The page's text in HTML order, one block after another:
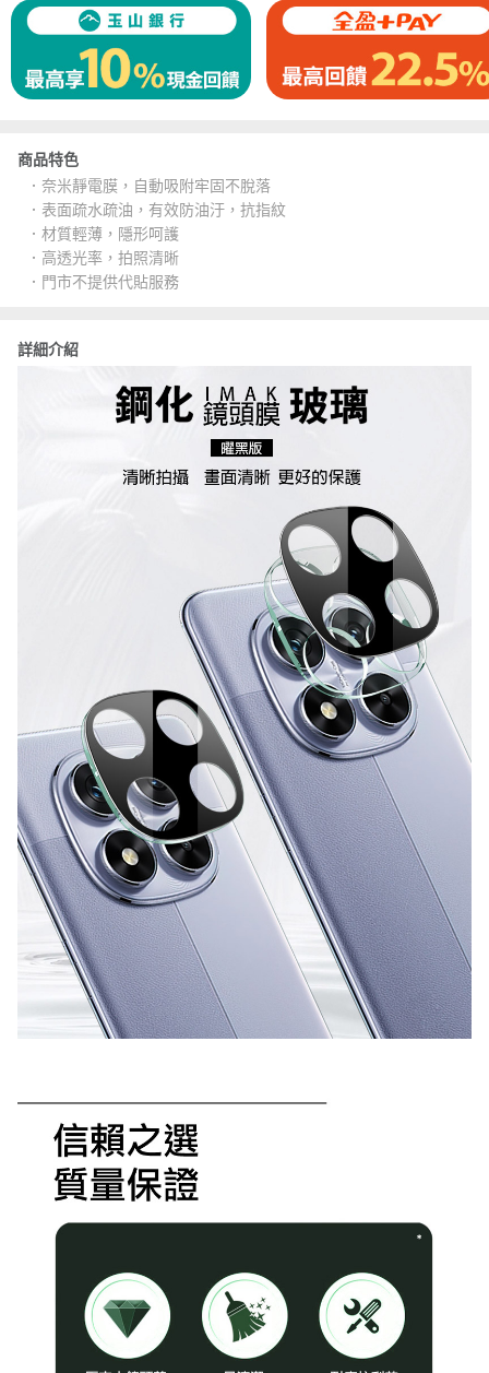
商品特色
．奈米靜電膜，自動吸附牢固不脫落
．表面疏水疏油，有效防油汙，抗指紋
．材質輕薄，隱形呵護
．高透光率，拍照清晰
．門市不提供代貼服務
詳細介紹